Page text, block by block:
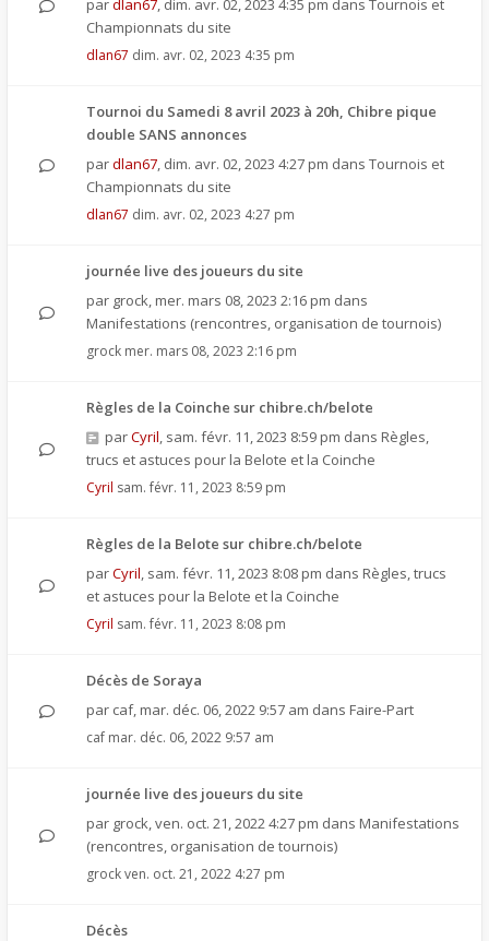
pardlan67, dim. avr. 02, 2023 4:35 pm dans Tournois et
Championnats du site
dlan67 dim. avr. 02, 2023 4:35 pm
Tournoi du Samedi 8 avril 2023 à 20h, Chibre pique
double SANS annonces
pardlan67, dim. avr. 02, 2023 4:27 pm dans Tournois et
Championnats du site
dlan67 dim. avr. 02, 2023 4:27 pm
journée live des joueurs du site
par grock, mer. mars 08, 2023 2:16 pm dans
Manifestations (rencontres, organisation de tournois)
grock mer. mars 08, 2023 2:16 pm
Règles de la Coinche sur chibre.ch/belote
parCyril, sam. févr. 11, 2023 8:59 pm dans Règles,
trucs et astuces pour la Belote et la Coinche
Cyril sam. févr. 11, 2023 8:59 pm
Règles de la Belote sur chibre.ch/belote
parCyril, sam. févr. 11, 2023 8:08 pm dans Règles, trucs
et astuces pour la Belote et la Coinche
Cyril sam. févr. 11, 2023 8:08 pm
Décès de Soraya
par caf, mar. déc. 06, 2022 9:57 am dans Faire-Part
caf mar. déc. 06, 2022 9:57 am
journée live des joueurs du site
par grock,ven. oct. 21, 2022 4:27 pm dans Manifestations
(rencontres, organisation de tournois)
grockven. oct. 21, 2022 4:27 pm
Décès